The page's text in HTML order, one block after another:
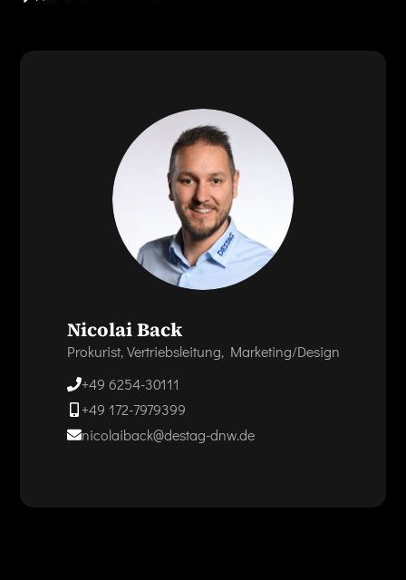
Nicolai Back
Prokurist, Vertriebsleitung, Marketing/Design
+49 6254-30111
+49 172-7979399
nicolaiback@destag-dnw.de